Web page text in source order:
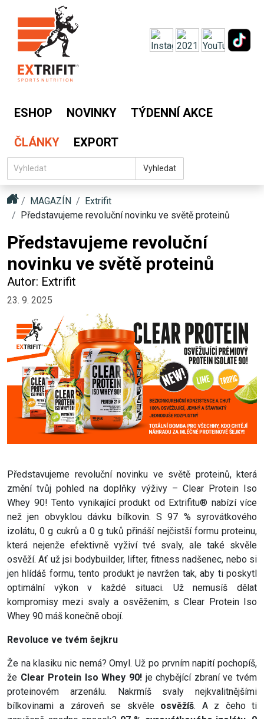
ESHOP NOVINKY TÝDENNÍ AKCE
ČLÁNKY EXPORT
Vyhledat
MAGAZÍN
Extrifit
Představujeme revoluční novinku ve světě proteinů
Představujeme revoluční
novinku ve světě proteinů
Autor: Extrifit
23. 9. 2025
Představujeme revoluční novinku ve světě proteinů, která
změní tvůj pohled na doplňky výživy – Clear Protein Iso
Whey 90! Tento vynikající produkt od Extrifitu® nabízí více
než jen obvyklou dávku bílkovin. S 97 % syrovátkového
izolátu, 0 g cukrů a 0 g tuků přináší nejčistší formu proteinu,
která nejenže efektivně vyživí tvé svaly, ale také skvěle
osvěží. Ať už jsi bodybuilder, lifter, fitness nadšenec, nebo si
jen hlídáš formu, tento produkt je navržen tak, aby ti poskytl
optimální výkon v každé situaci. Už nemusíš dělat
kompromisy mezi svaly a osvěžením, s Clear Protein Iso
Whey 90 máš konečně obojí.
Revoluce ve tvém šejkru
Že na klasiku nic nemá? Omyl. Už po prvním napití pochopíš,
že Clear Protein Iso Whey 90! je chybějící zbraní ve tvém
proteinovém arzenálu. Nakrmíš svaly nejkvalitnějšími
bílkovinami a zároveň se skvěle osvěžíš. A z čeho ti